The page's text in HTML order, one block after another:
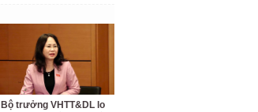
Bộ trưởng VHTT&DL lo